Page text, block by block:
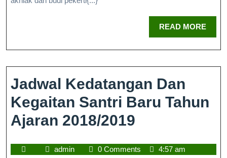
READ MORE
Jadwal Kedatangan Dan
Kegaitan Santri Baru Tahun
Ajaran 2018/2019
admin 0 Comments
4:57 am